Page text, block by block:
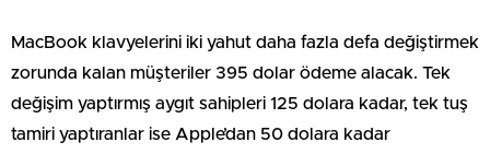
MacBook klavyelerini iki yahut daha fazla defa değiştirmek
zorunda kalan müşteriler 395 dolar ödeme alacak. Tek
değişim yaptırmış aygıt sahipleri 125 dolara kadar, tek tuş
tamiri yaptıranlar ise Apple’dan 50 dolara kadar